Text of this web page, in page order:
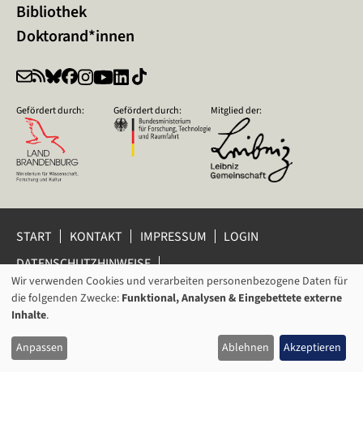
Bibliothek
Doktorand*innen
Gefördert durch: Gefördert durch: Mitglied der:
START KONTAKT IMPRESSUM
LOGIN
DATENSCHUTZHINWEISE
DATENSCHUTZ-EINSTELLUNGEN
HINWEISGEBERSCHUTZ
(ZZF) e.V.
VERWENDUNG
VON
PERSONENBEZOGENEN
DATEN
Wir verwenden Cookies und verarbeiten personenbezogene Daten für
die folgenden Zwecke: Funktional, Analysen & Eingebettete externe
Inhalte.
Anpassen Ablehnen Akzeptieren